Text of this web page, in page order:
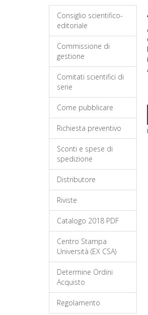
Consiglio scientifico-
editoriale
Commissione di
gestione
Comitati scientifici di
serie
Come pubblicare
Richiesta preventivo
Sconti e spese di
spedizione
Distributore
Riviste
Catalogo 2018 PDF
Centro Stampa
Università (EX CSA)
Determine Ordini
Acquisto
Regolamento